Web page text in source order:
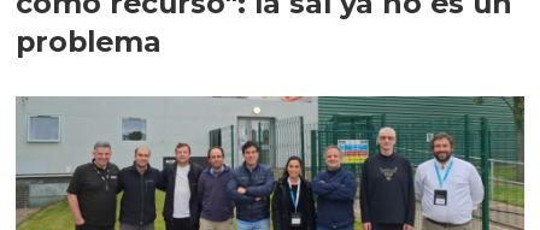
problema